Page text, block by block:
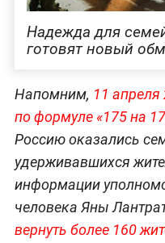
Надежда для
готовят новый
Напомним, 11 апреля
по формуле «175 на
Россию оказались
удерживавшихся
информации
человека Яны
вернуть более 160